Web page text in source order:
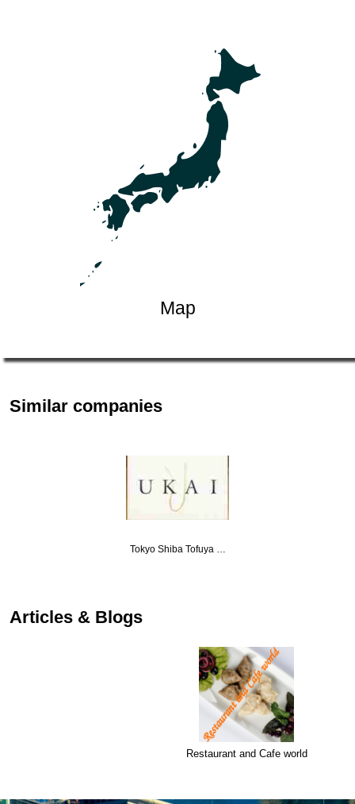
Map
Similar companies
Tokyo Shiba Tofuya …
Articles & Blogs
Restaurant and Cafe world